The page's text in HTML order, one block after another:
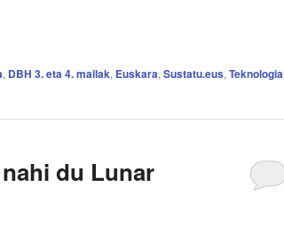
, DBH 3. eta 4. mailak, Euskara, Sustatu.eus, Teknologia
du Lunar